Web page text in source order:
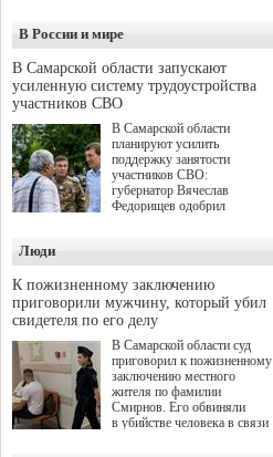
В России и мире
В Самарской области запускают
усиленную систему трудоустройства
участников СВО
В Самарской области
планируют усилить
поддержку занятости
участников СВО:
губернатор Вячеслав
Федорищев одобрил
Живайкина, направленные
на трудоустройство и более
спокойную адаптацию к
мирной жизни.
Люди
К пожизненному заключению
приговорили мужчину, который убил
свидетеля по его делу
В Самарской области суд
приговорил к пожизненному
заключению местного
жителя по фамилии
Смирнов. Его обвиняли
в убийстве человека в связи